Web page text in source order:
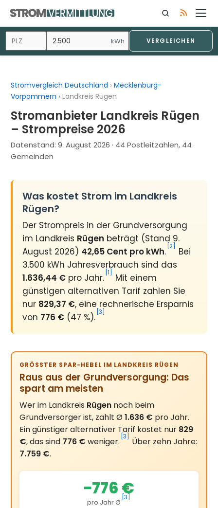
Inhalt
springen
kWh VERGLEICHEN
Stromvergleich Deutschland ›Mecklenburg-
Vorpommern ›Landkreis Rügen
Stromanbieter Landkreis Rügen
– Strompreise 2026
Datenstand:9. August 2026 · 44 Postleitzahlen, 44
Gemeinden
Was kostet Strom im Landkreis
Rügen?
Der Strompreis in der Grundversorgung
im Landkreis Rügen beträgt (Stand 9.
August 2026) 42,65 Cent pro kWh. [2]
Bei
3.500 kWh Jahresverbrauch sind das
1.636,44 € pro Jahr. [1]
Mit einem
günstigen alternativen Tarif zahlen Sie
nur 829,37 €, eine rechnerische Ersparnis
von 776 € (47 %). [3]
GRÖSSTER SPAR-HEBEL IM LANDKREIS RÜGEN
Raus aus der Grundversorgung: Das
spart am meisten
Wer im Landkreis Rügen noch beim
Grundversorger ist, zahlt Ø1.636 € pro Jahr.
Ein günstiger alternativer Tarif kostet nur 829
€, das sind 776 € weniger. [3]
Über zehn Jahre:
7.759 €.
−776 €
pro Jahr Ø
[3]